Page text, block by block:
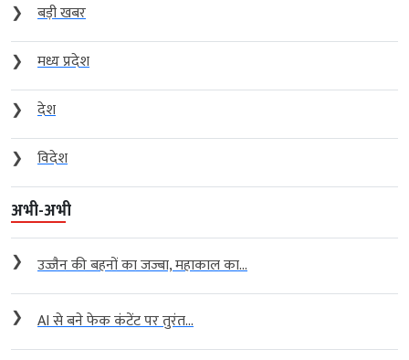
❯
बड़ी खबर
❯
मध्य प्रदेश
❯
देश
❯
विदेश
अभी-अभी
❯ उज्जैन की बहनों का जज्बा, महाकाल का...
❯ AI से बने फेक कंटेंट पर तुरंत...